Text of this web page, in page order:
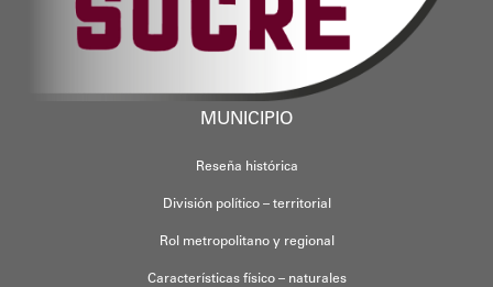
MUNICIPIO
Reseña histórica
División político – territorial
Rol metropolitano y regional
Características físico – naturales